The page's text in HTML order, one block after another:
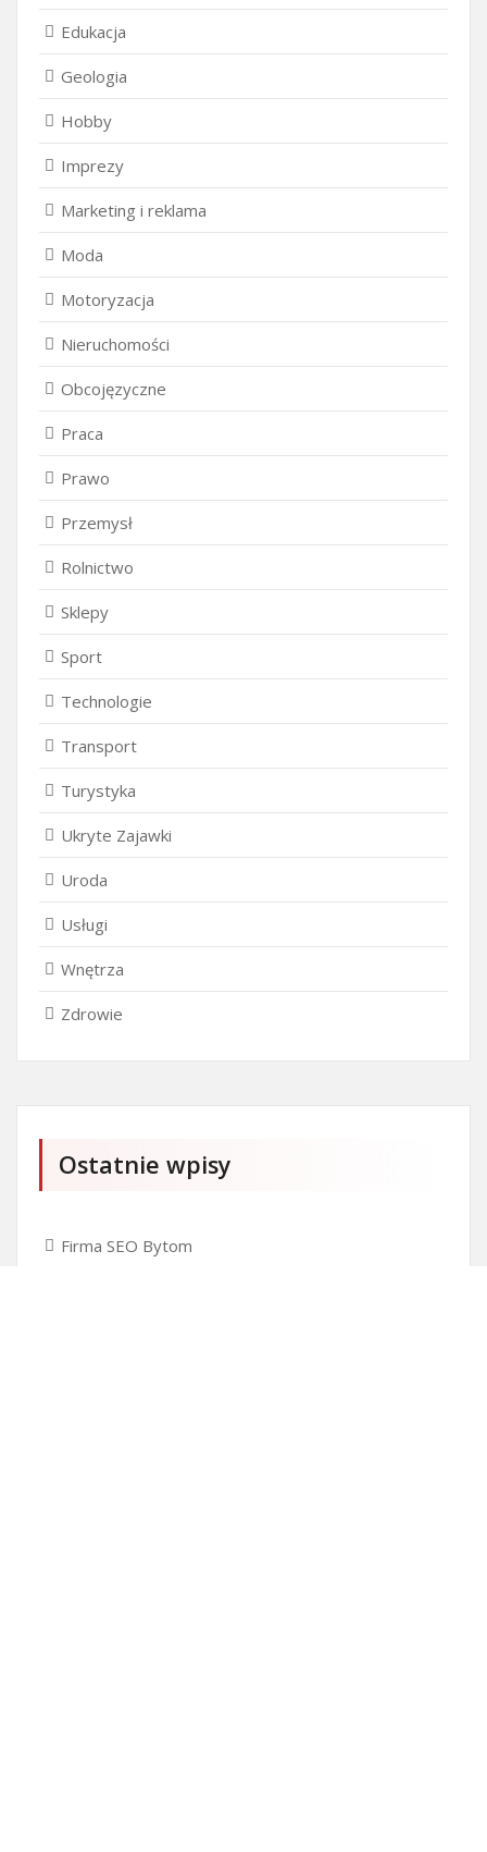
Edukacja
Geologia
Hobby
Imprezy
Marketing i reklama
Moda
Motoryzacja
Nieruchomości
Obcojęzyczne
Praca
Prawo
Przemysł
Rolnictwo
Sklepy
Sport
Technologie
Transport
Turystyka
Ukryte Zajawki
Uroda
Usługi
Wnętrza
Zdrowie
Ostatnie wpisy
Firma SEO Bytom